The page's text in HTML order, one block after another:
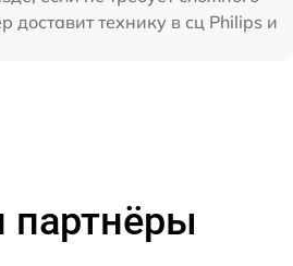
доставит технику в сц Philips и